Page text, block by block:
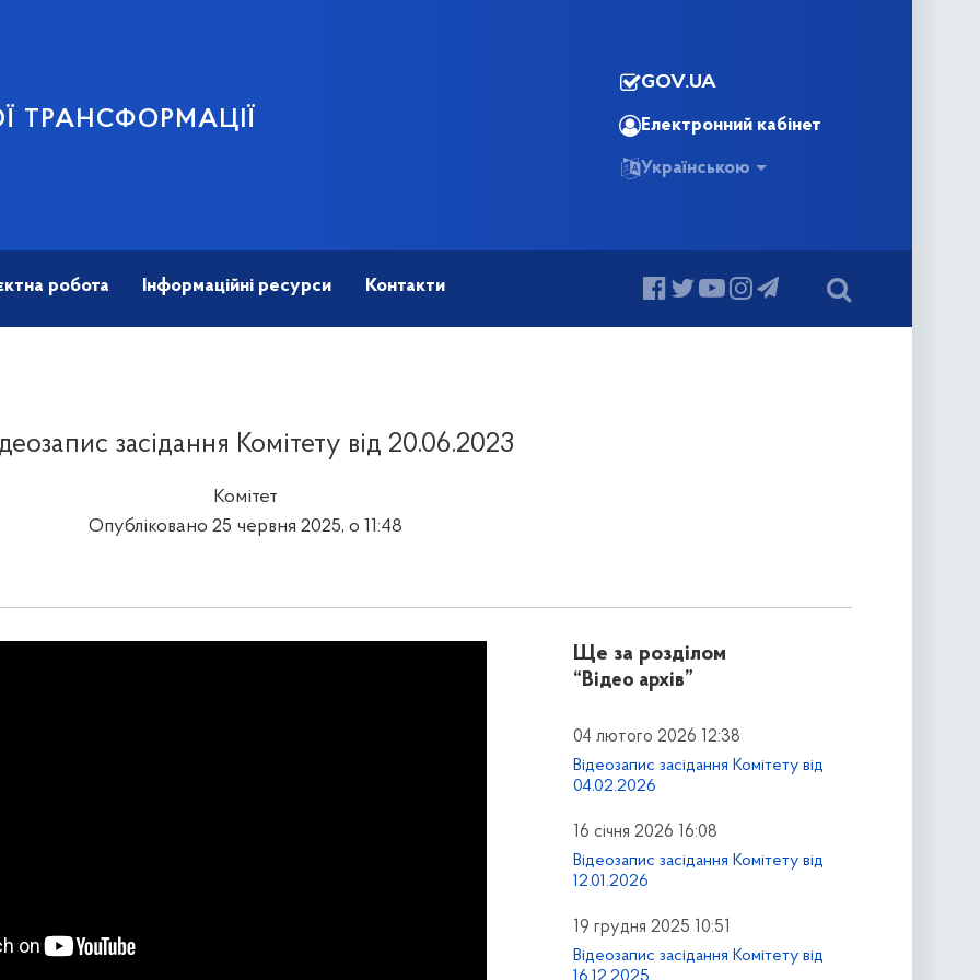
ТРАНСФОРМАЦІЇ
GOV.UA
Електронний кабінет
Українською
робота Інформаційні ресурси Контакти
засідання Комітету від 20.06.2023
Комітет
Опубліковано 25 червня 2025, о 11:48
Ще за розділом
“Відео архів”
04 лютого 2026 12:38
Відеозапис засідання Комітету від
04.02.2026
16 січня 2026 16:08
Відеозапис засідання Комітету від
12.01.2026
19 грудня 2025 10:51
Відеозапис засідання Комітету від
16.12.2025